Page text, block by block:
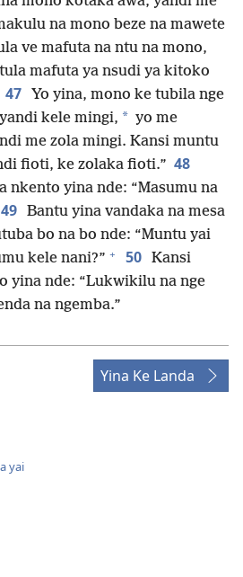
na mono beze na mawete
ve mafuta na ntu na mono,
mafuta ya nsudi ya kitoko
47
Yo yina, mono ke tubila nge
kele mingi, * yo me
me zola mingi. Kansi muntu
fioti, ke zolaka fioti.” 48
nkento yina nde: “Masumu na
49 Bantu yina vandaka na mesa
bo na bo nde: “Muntu yai
kele nani?” + 50 Kansi
yina nde: “Lukwikilu na nge
na ngemba.”
Yina Ke Landa
yai